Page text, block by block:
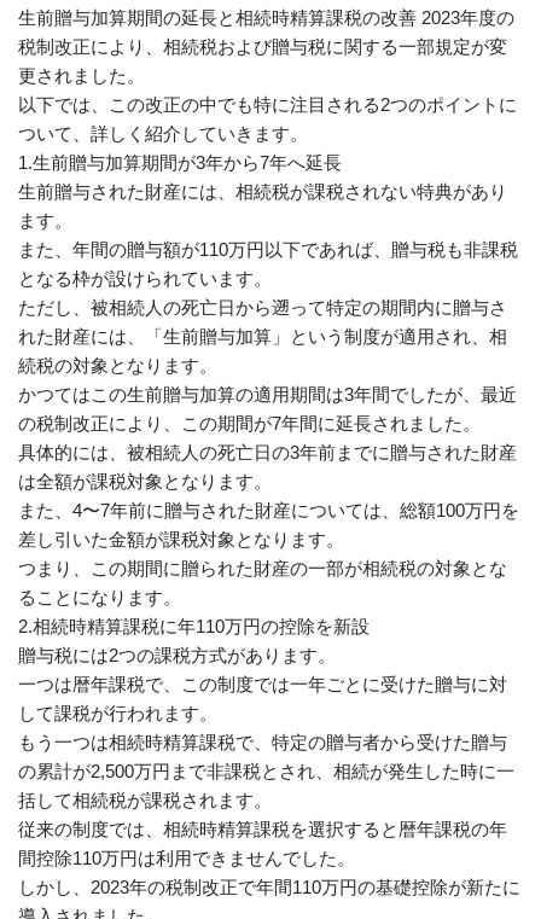
生前贈与加算期間の延長と相続時精算課税の改善 2023年度の
税制改正により、相続税および贈与税に関する一部規定が変
更されました。
以下では、この改正の中でも特に注目される2つのポイントに
ついて、詳しく紹介していきます。
1.生前贈与加算期間が3年から7年へ延長
生前贈与された財産には、相続税が課税されない特典があり
ます。
また、年間の贈与額が110万円以下であれば、贈与税も非課税
となる枠が設けられています。
ただし、被相続人の死亡日から遡って特定の期間内に贈与さ
れた財産には、「生前贈与加算」という制度が適用され、相
続税の対象となります。
かつてはこの生前贈与加算の適用期間は3年間でしたが、最近
の税制改正により、この期間が7年間に延長されました。
具体的には、被相続人の死亡日の3年前までに贈与された財産
は全額が課税対象となります。
また、4〜7年前に贈与された財産については、総額100万円を
差し引いた金額が課税対象となります。
つまり、この期間に贈られた財産の一部が相続税の対象とな
ることになります。
2.相続時精算課税に年110万円の控除を新設
贈与税には2つの課税方式があります。
一つは暦年課税で、この制度では一年ごとに受けた贈与に対
して課税が行われます。
もう一つは相続時精算課税で、特定の贈与者から受けた贈与
の累計が2,500万円まで非課税とされ、相続が発生した時に一
括して相続税が課税されます。
従来の制度では、相続時精算課税を選択すると暦年課税の年
間控除110万円は利用できませんでした。
しかし、2023年の税制改正で年間110万円の基礎控除が新たに